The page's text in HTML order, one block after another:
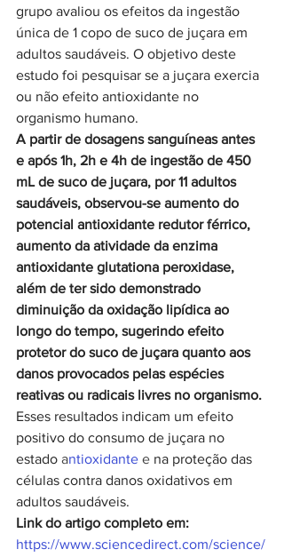
grupo avaliou os efeitos da ingestão
única de 1 copo de suco de juçara em
adultos saudáveis. O objetivo deste
estudo foi pesquisar se a juçara exercia
ou não efeito antioxidante no
organismo humano.
A partir de dosagens sanguíneas antes
e após 1h, 2h e 4h de ingestão de 450
mL de suco de juçara, por 11 adultos
saudáveis, observou-se aumento do
potencial antioxidante redutor férrico,
aumento da atividade da enzima
antioxidante glutationa peroxidase,
além de ter sido demonstrado
diminuição da oxidação lipídica ao
longo do tempo, sugerindo efeito
protetor do suco de juçara quanto aos
danos provocados pelas espécies
reativas ou radicais livres no organismo.
Esses resultados indicam um efeito
positivo do consumo de juçara no
estado antioxidante e na proteção das
células contra danos oxidativos em
adultos saudáveis.
Link do artigo completo em:
https://www.sciencedirect.com/science/